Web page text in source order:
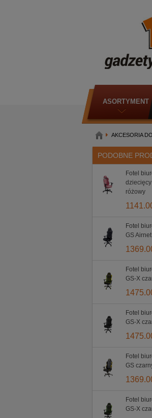
ASORTYMENT
AKCESORIA
PODOBNE
Fotel
różowy
Fotel
GS Airnet
Fotel
GS-X
Fotel
GS-X
Fotel
GS
Fotel
GS-X